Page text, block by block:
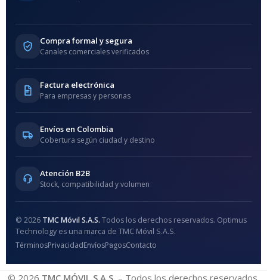
Compra formal y segura
Canales comerciales verificados
Factura electrónica
Para empresas y personas
Envíos en Colombia
Cobertura según ciudad y destino
Atención B2B
Stock, compatibilidad y volumen
© 2026 TMC Móvil S.A.S. Todos los derechos reservados. Optimus
Technology es una marca de TMC Móvil S.A.S.
TérminosPrivacidadEnvíosPagosContacto
© 2026 TMC MÓVIL S.A.S. – Todos los derechos reservados.